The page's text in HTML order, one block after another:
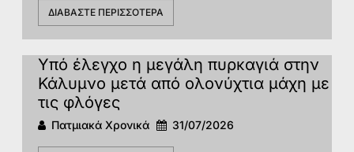
ΔΙΑΒΆΣΤΕ ΠΕΡΙΣΣΌΤΕΡΑ
Υπό έλεγχο η μεγάλη πυρκαγιά στην
Κάλυμνο μετά από ολονύχτια μάχη με
τις φλόγες
Πατμιακά Χρονικά 31/07/2026